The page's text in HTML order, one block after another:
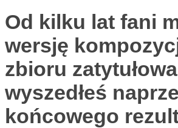
Od kilku lat fani
wersję
zbioru
wyszedłeś
końcowego